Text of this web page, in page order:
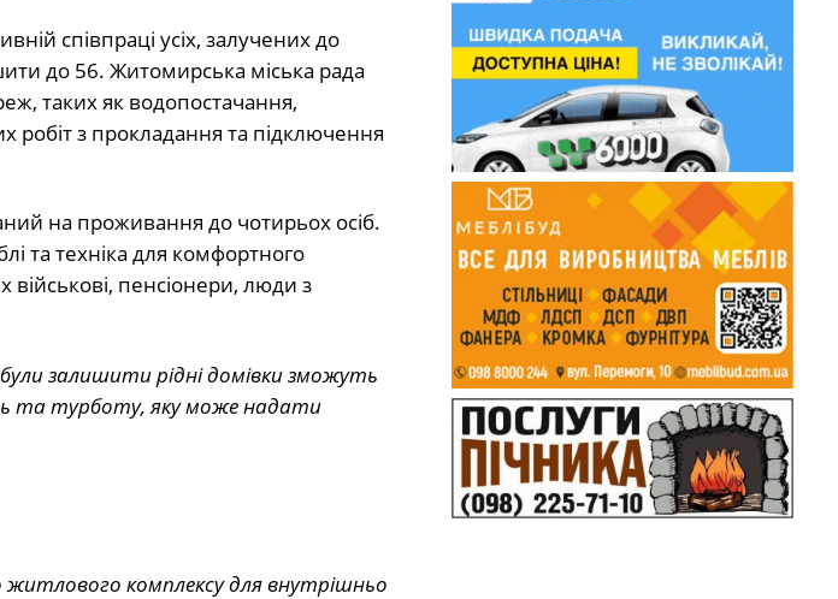
співпраці усіх, залучених до
до 56. Житомирська міська рада
таких як водопостачання,
з прокладання та підключення
на проживання до чотирьох осіб.
та техніка для комфортного
пенсіонери, люди з
залишити рідні домівки зможуть
та турботу, яку може надати
житлового комплексу для внутрішньо